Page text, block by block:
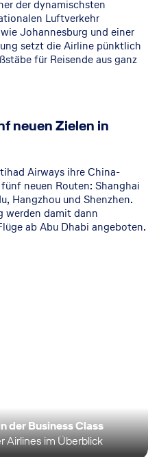
der dynamischsten
Luftverkehr
Johannesburg und einer
setzt die Airline pünktlich
für Reisende aus ganz
neuen Zielen in
Airways ihre China-
neuen Routen: Shanghai
Hangzhou und Shenzhen.
werden damit dann
ab Abu Dhabi angeboten.
der Business Class
Airlines im Überblick